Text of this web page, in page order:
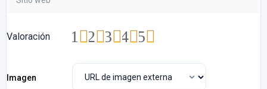
Valoración 5
4
3
2
1
Imagen